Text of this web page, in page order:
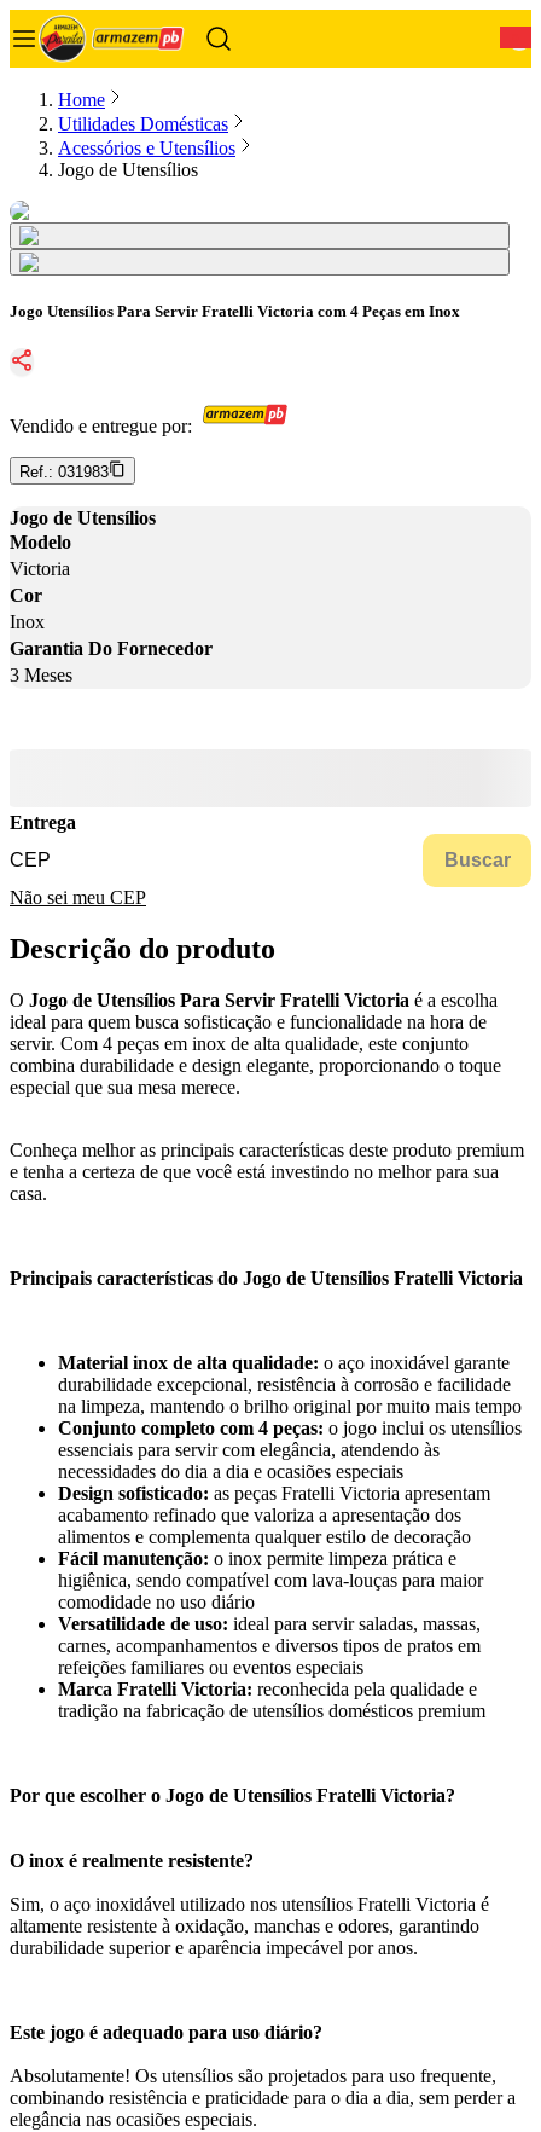
Home
Utilidades Domésticas
Acessórios e Utensílios
Jogo de Utensílios
Jogo Utensílios Para Servir Fratelli Victoria com 4 Peças em Inox
Vendido e entregue por:
Ref.: 031983
Jogo de Utensílios
Modelo
Victoria
Cor
Inox
Garantia Do Fornecedor
3 Meses
Entrega
Buscar
Não sei meu CEP
Descrição do produto
O Jogo de Utensílios Para Servir Fratelli Victoria é a escolha
ideal para quem busca sofisticação e funcionalidade na hora de
servir. Com 4 peças em inox de alta qualidade, este conjunto
combina durabilidade e design elegante, proporcionando o toque
especial que sua mesa merece.
Conheça melhor as principais características deste produto premium
e tenha a certeza de que você está investindo no melhor para sua
casa.
Principais características do Jogo de Utensílios Fratelli Victoria
Material inox de alta qualidade: o aço inoxidável garante
durabilidade excepcional, resistência à corrosão e facilidade
na limpeza, mantendo o brilho original por muito mais tempo
Conjunto completo com 4 peças: o jogo inclui os utensílios
essenciais para servir com elegância, atendendo às
necessidades do dia a dia e ocasiões especiais
Design sofisticado: as peças Fratelli Victoria apresentam
acabamento refinado que valoriza a apresentação dos
alimentos e complementa qualquer estilo de decoração
Fácil manutenção: o inox permite limpeza prática e
higiênica, sendo compatível com lava-louças para maior
comodidade no uso diário
Versatilidade de uso: ideal para servir saladas, massas,
carnes, acompanhamentos e diversos tipos de pratos em
refeições familiares ou eventos especiais
Marca Fratelli Victoria: reconhecida pela qualidade e
tradição na fabricação de utensílios domésticos premium
Por que escolher o Jogo de Utensílios Fratelli Victoria?
O inox é realmente resistente?
Sim, o aço inoxidável utilizado nos utensílios Fratelli Victoria é
altamente resistente à oxidação, manchas e odores, garantindo
durabilidade superior e aparência impecável por anos.
Este jogo é adequado para uso diário?
Absolutamente! Os utensílios são projetados para uso frequente,
combinando resistência e praticidade para o dia a dia, sem perder a
elegância nas ocasiões especiais.